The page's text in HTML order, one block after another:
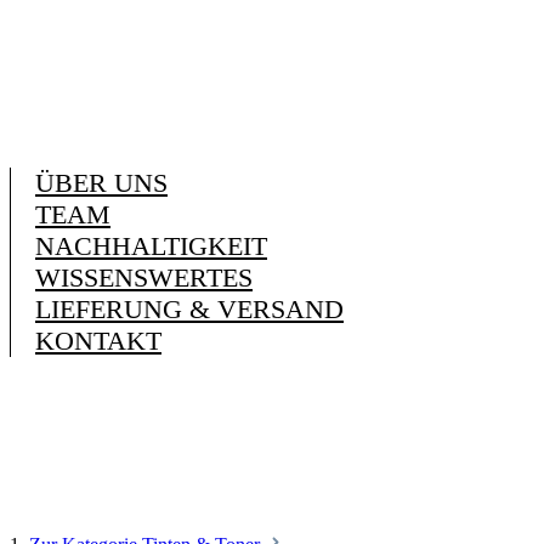
ÜBER UNS
TEAM
NACHHALTIGKEIT
WISSENSWERTES
LIEFERUNG & VERSAND
KONTAKT